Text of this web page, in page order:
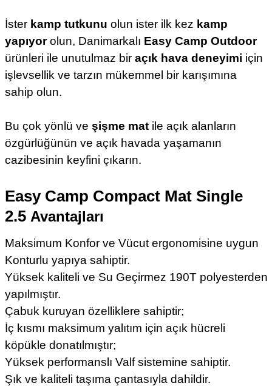
İster kamp tutkunu olun ister ilk kez kamp
yapıyorolun, Danimarkalı Easy Camp Outdoor
ürünleri ile unutulmaz bir açık hava deneyimi için
işlevsellik ve tarzın mükemmel bir karışımına
sahip olun.
Bu çok yönlü ve şişme matile açık alanların
özgürlüğünün ve açık havada yaşamanın
cazibesinin keyfini çıkarın.
Easy Camp Compact Mat Single
2.5Avantajları
Maksimum Konfor ve Vücut ergonomisine uygun
Konturlu yapıya sahiptir.
Yüksek kaliteli ve Su Geçirmez 190T polyesterden
yapılmıştır.
Çabuk kuruyan özelliklere sahiptir;
İç kısmı maksimum yalıtım için açık hücreli
köpükle donatılmıştır;
Yüksek performanslı Valf sistemine sahiptir.
Şık ve kaliteli taşıma çantasıyla dahildir.